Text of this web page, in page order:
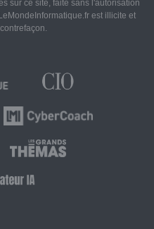
sur ce site, faite sans l'autorisation
est illicite et